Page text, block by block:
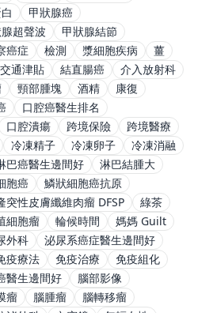
甲狀腺癌
超聲波
甲狀腺結節
癌症 檢測 漿細胞疾病
薑
交通津貼 結直腸癌
介入放射科
頸部腫塊 酒精
康復
口腔癌醫生排名
口腔潰瘍 跨境保險
跨境醫療
冷凍精子 冷凍卵子
冷凍消融
巴癌醫生邊間好
淋巴結腫大
胞癌
鱗狀細胞癌抗原
突性皮膚纖維肉瘤 DFSP
綠茶
細胞瘤 輪候時間
媽媽 Guilt
外科
泌尿系癌症醫生邊間好
疫療法 免疫治療
免疫組化
醫生邊間好
腦部影像
瘤 腦腫瘤
腦轉移瘤